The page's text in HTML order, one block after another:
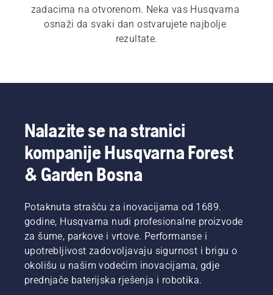
zadacima na otvorenom. Neka vas Husqvarna
osnaži da svaki dan ostvarujete najbolje
rezultate.
Nalazite se na stranici
kompanije Husqvarna Forest
& Garden Bosna
Potaknuta strašću za inovacijama od 1689.
godine, Husqvarna nudi profesionalne proizvode
za šume, parkove i vrtove. Performanse i
upotrebljivost zadovoljavaju sigurnost i brigu o
okolišu u našim vodećim inovacijama, gdje
prednjače baterijska rješenja i robotika.